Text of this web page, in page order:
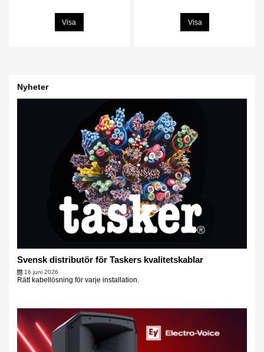
Visa Visa
Nyheter
Svensk distributör för Taskers kvalitetskablar
16 juni 2026
Rätt kabellösning för varje installation.